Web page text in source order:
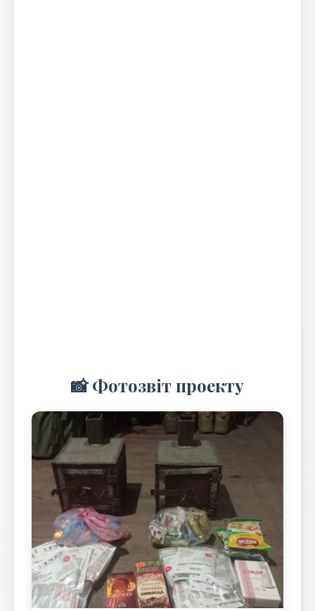
📸 Фотозвіт проекту